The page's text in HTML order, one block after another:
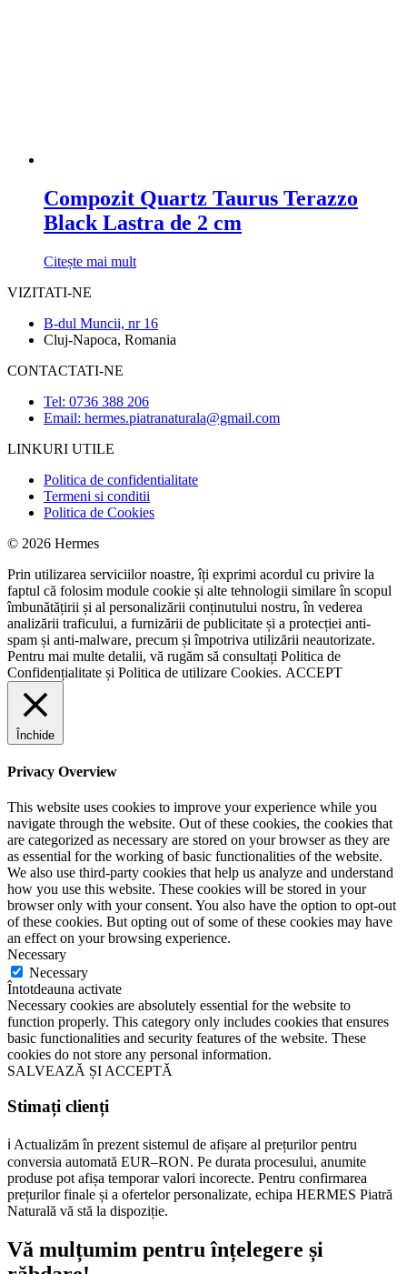
Compozit Quartz Taurus Terazzo
Black Lastra de 2 cm
Citește mai mult
VIZITATI-NE
B-dul Muncii, nr 16
Cluj-Napoca, Romania
CONTACTATI-NE
Tel: 0736 388 206
Email: hermes.piatranaturala@gmail.com
LINKURI UTILE
Politica de confidentialitate
Termeni si conditii
Politica de Cookies
© 2026 Hermes
Prin utilizarea serviciilor noastre, îți exprimi acordul cu privire la
faptul că folosim module cookie și alte tehnologii similare în scopul
îmbunătățirii și al personalizării conținutului nostru, în vederea
analizării traficului, a furnizării de publicitate și a protecției anti-
spam și anti-malware, precum și împotriva utilizării neautorizate.
Pentru mai multe detalii, vă rugăm să consultați Politica de
Confidențialitate și Politica de utilizare Cookies. ACCEPT
Închide
Privacy Overview
This website uses cookies to improve your experience while you
navigate through the website. Out of these cookies, the cookies that
are categorized as necessary are stored on your browser as they are
as essential for the working of basic functionalities of the website.
We also use third-party cookies that help us analyze and understand
how you use this website. These cookies will be stored in your
browser only with your consent. You also have the option to opt-out
of these cookies. But opting out of some of these cookies may have
an effect on your browsing experience.
Necessary
Necessary
Întotdeauna activate
Necessary cookies are absolutely essential for the website to
function properly. This category only includes cookies that ensures
basic functionalities and security features of the website. These
cookies do not store any personal information.
SALVEAZĂ ȘI ACCEPTĂ
Stimați clienți
ℹ️ Actualizăm în prezent sistemul de afișare al prețurilor pentru
conversia automată EUR–RON. Pe durata procesului, anumite
produse pot afișa temporar valori incorecte. Pentru confirmarea
prețurilor finale și a ofertelor personalizate, echipa HERMES Piatră
Naturală vă stă la dispoziție.
Vă mulțumim pentru înțelegere și